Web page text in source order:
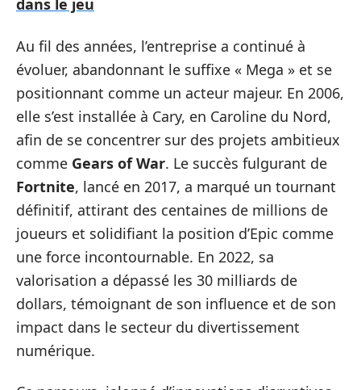
dans le jeu
Au fil des années, l’entreprise a continué à
évoluer, abandonnant le suffixe « Mega » et se
positionnant comme un acteur majeur. En 2006,
elle s’est installée à Cary, en Caroline du Nord,
afin de se concentrer sur des projets ambitieux
comme Gears of War. Le succès fulgurant de
Fortnite, lancé en 2017, a marqué un tournant
définitif, attirant des centaines de millions de
joueurs et solidifiant la position d’Epic comme
une force incontournable. En 2022, sa
valorisation a dépassé les 30 milliards de
dollars, témoignant de son influence et de son
impact dans le secteur du divertissement
numérique.